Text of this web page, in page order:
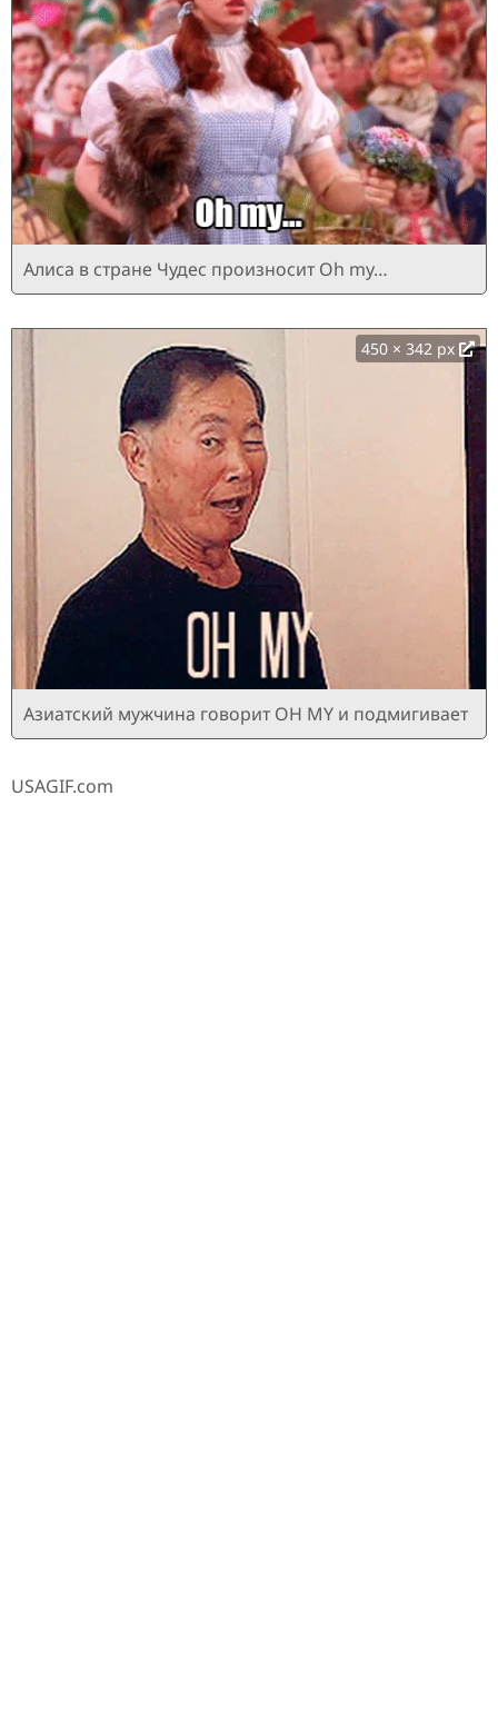
Алиса в стране Чудес произносит Oh my…
450 × 342 px
Азиатский мужчина говорит OH MY и подмигивает
USAGIF.com